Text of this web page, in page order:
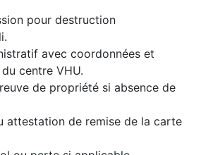
pour destruction
avec coordonnées et
centre VHU.
de propriété si absence de
attestation de remise de la carte